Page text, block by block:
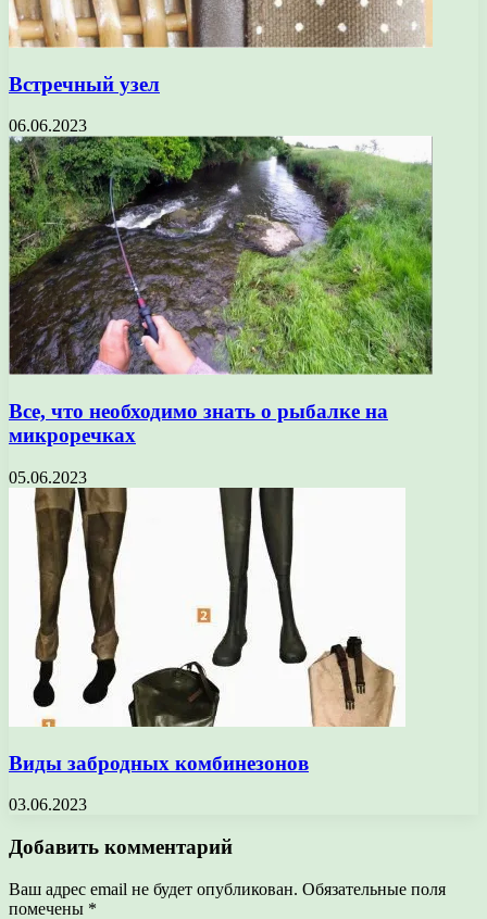
Встречный узел
06.06.2023
Все, что необходимо знать о рыбалке на
микроречках
05.06.2023
Виды забродных комбинезонов
03.06.2023
Добавить комментарий
Ваш адрес email не будет опубликован. Обязательные поля
помечены *